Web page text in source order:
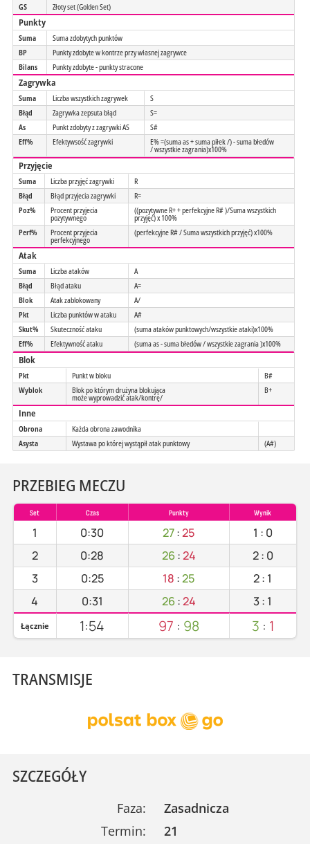
GS
Złoty set (Golden Set)
Punkty
Suma
Suma zdobytych punktów
BP
Punkty zdobyte w kontrze przy własnej zagrywce
Bilans
Punkty zdobyte - punkty stracone
Zagrywka
Suma Liczba wszystkich zagrywek
S
Błąd
Zagrywka zepsuta błąd
S=
As
Punkt zdobyty z zagrywki AS
S#
Eff%
Efektywsość zagrywki E% =(suma as + suma piłek /) - suma błedów
/ wszystkie zagrania)x100%
Przyjęcie
Suma Liczba przyjęć zagrywki
R
Błąd
Błąd przyjecia zagrywki
R=
Poz%
Procent przyjecia
pozytywnego
((pozytywne R+ + perfekcyjne R# )/Suma wszystkich
przyjęć) x 100%
Perf%
Procent przyjecia
perfekcyjnego
(perfekcyjne R# / Suma wszystkich przyjęć) x100%
Atak
Suma Liczba ataków
A
Błąd
Błąd ataku
A=
Blok
Atak zablokowany
A/
Pkt
Liczba punktów w ataku
A#
Skut%
Skuteczność ataku
(suma ataków punktowych/wszystkie ataki)x100%
Eff%
Efektywność ataku (suma as - suma błedów / wszystkie zagrania )x100%
Blok
Pkt Punkt w bloku
B#
Wyblok
Blok po którym drużyna blokująca
może wyprowadzić atak/kontrę/
B+
Inne
Obrona
Każda obrona zawodnika
Asysta
Wystawa po której wystąpił atak punktowy (A#)
PRZEBIEG MECZU
Set Czas Punkty Wynik
1 0:30 27:25 1 : 0
2
0:28 26:24 2: 0
3
0:25 18 :25 2: 1
4
0:31 26:24 3: 1
Łącznie 1:54 97 : 98 3 : 1
TRANSMISJE
SZCZEGÓŁY
Faza:
Zasadnicza
Termin:
21